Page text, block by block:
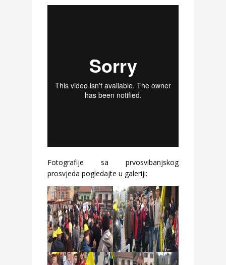
Fotografije sa prvosvibanjskog
prosvjeda pogledajte u galeriji: